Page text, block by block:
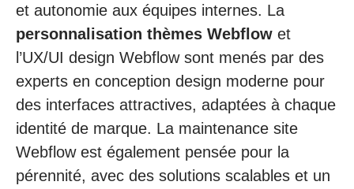
et autonomie aux équipes internes. La
personnalisation thèmes Webflow et
l’UX/UI design Webflow sont menés par des
experts en conception design moderne pour
des interfaces attractives, adaptées à chaque
identité de marque. La maintenance site
Webflow est également pensée pour la
pérennité, avec des solutions scalables et un